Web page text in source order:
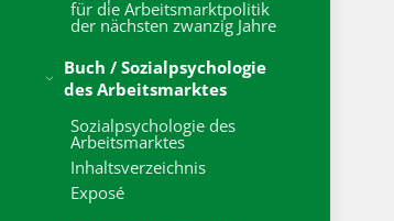
für die Arbeitsmarktpolitik
der nächsten zwanzig Jahre
Buch / Sozialpsychologie
des Arbeitsmarktes
Sozialpsychologie des
Arbeitsmarktes
Inhaltsverzeichnis
Exposé